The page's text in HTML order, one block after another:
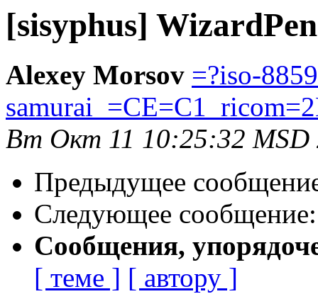
[sisyphus]
Alexey Morsov =?iso-
Вт Окт 11 10:25:32 MSD
Предыдущее
Следующее
Сообщения,
[ теме ] [ автору ]